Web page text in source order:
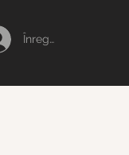
Înregistrare